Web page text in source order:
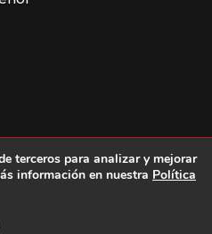
·Aviso legal,Política de
terceros para analizar y mejorar
información en nuestra Política